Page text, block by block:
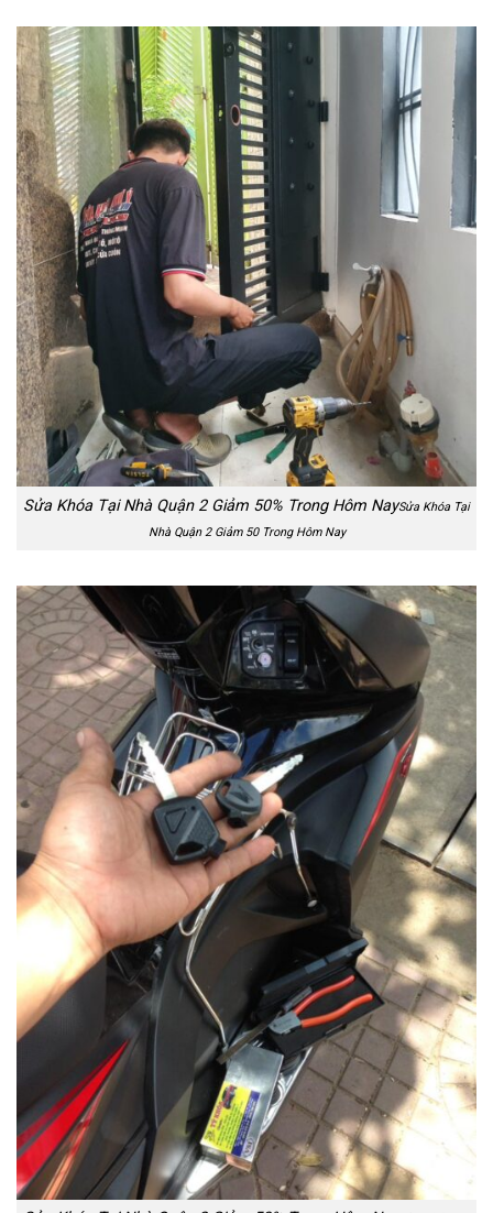
Sửa Khóa Tại Nhà Quận 2 Giảm 50% Trong Hôm NaySửa Khóa Tại
Nhà Quận 2 Giảm 50 Trong Hôm Nay